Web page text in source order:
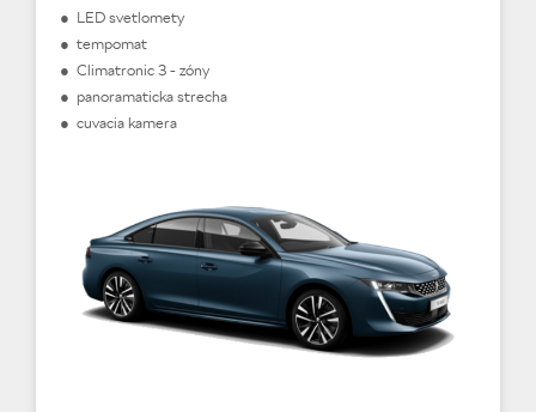
● LED svetlomety
● tempomat
● Climatronic 3 - zóny
● panoramaticka strecha
● cuvacia kamera